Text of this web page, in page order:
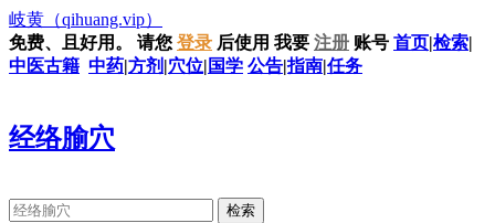
岐黄 （qihuang.vip）
免费、且好用。
请您 登录 后使用 我要 注册 账号 首页|检索|
中医古籍 中药|方剂 |穴位| 国学 公告|指南|任务
经络腧穴